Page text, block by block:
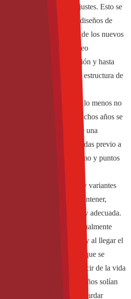
algunos pequeños ajustes. Esto se
respuesta para nuevos diseños de
aplicaciones impresas de los nuevos
de simulación y escaneo
de la producción y hasta
espesores, tipos de estructura de
línea de producción.
no es algo nuevo, o por lo menos no
tener, durante muchos años se
de las primeras piezas de una
costo para ser analizadas previo a
en los centros de consumo y puntos
día muchas aplicaciones y variantes
de un envase que es contener,
de manera eficiente y adecuada.
los teléfonos celulares: actualmente
hacer pedidos vía internet y al llegar el
una protección impresa que se
se personaliza; o qué decir de la vida
(como hace muchos años solían
“frascos” de vidrio para guardar